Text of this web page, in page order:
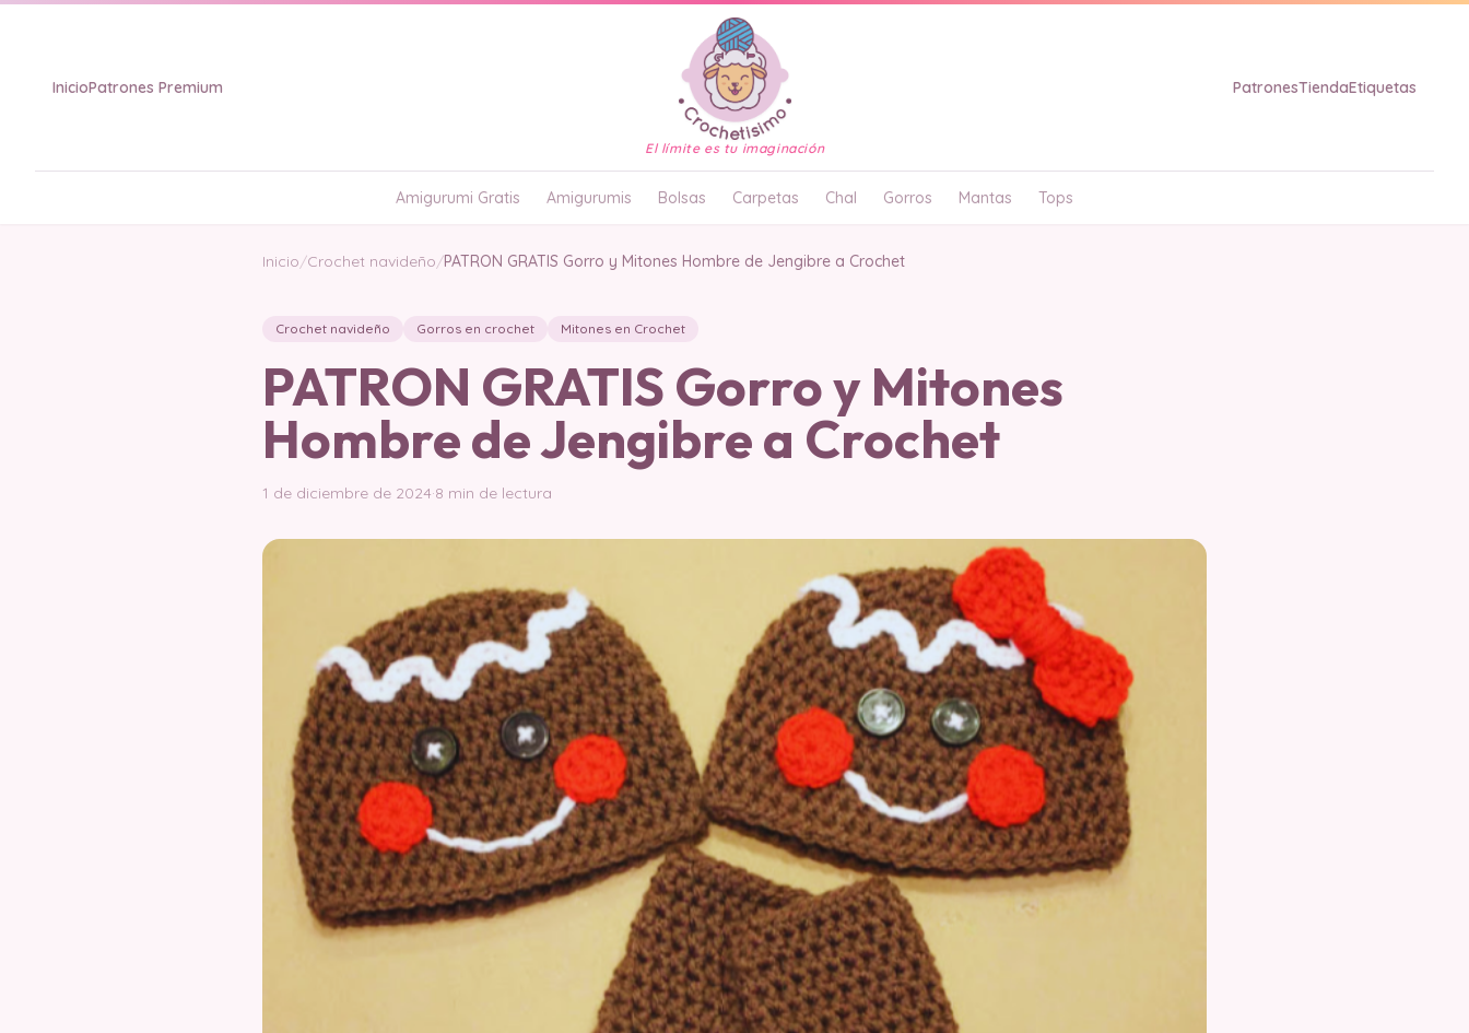
InicioPatrones Premium
El límite es tu imaginación
PatronesTiendaEtiquetas
Amigurumi Gratis Amigurumis Bolsas Carpetas Chal Gorros Mantas Tops
Inicio/Crochet navideño/PATRON GRATIS Gorro y Mitones Hombre de Jengibre a Crochet
Crochet navideño Gorros en crochet Mitones en Crochet
PATRON GRATIS Gorro y Mitones
Hombre de Jengibre a Crochet
1 de diciembre de 2024·8 min de lectura